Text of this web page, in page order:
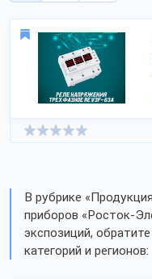
В рубрике
приборов «Росток-
экспозиций,
категорий и регионов: